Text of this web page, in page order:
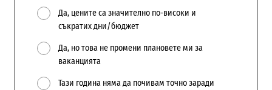
Да, цените са значително по-високи и
съкратих дни/бюджет
Да, но това не промени плановете ми за
ваканцията
Тази година няма да почивам точно заради